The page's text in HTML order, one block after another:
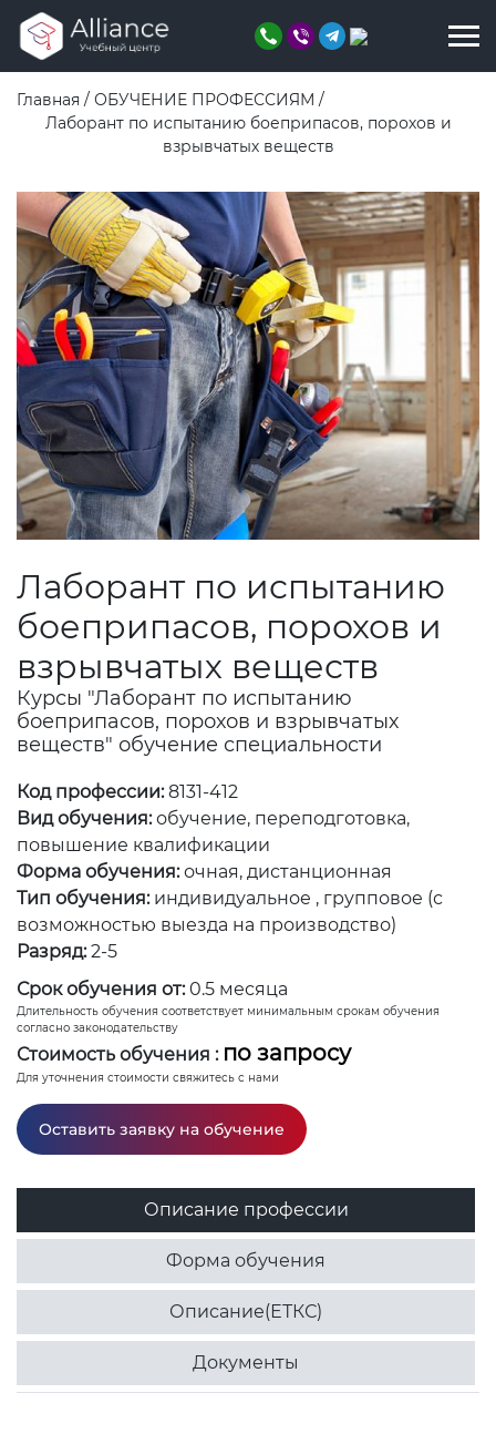
Главная / ОБУЧЕНИЕ ПРОФЕССИЯМ /
Лаборант по испытанию боеприпасов, порохов и
взрывчатых веществ
Лаборант по испытанию
боеприпасов, порохов и
взрывчатых веществ
Курсы "Лаборант по испытанию
боеприпасов, порохов и взрывчатых
веществ" обучение специальности
Код профессии:8131-412
Вид обучения: обучение, переподготовка,
повышение квалификации
Форма обучения: очная, дистанционная
Тип обучения: индивидуальное , групповое (с
возможностью выезда на производство)
Разряд: 2-5
Срок обучения от: 0.5 месяца
Длительность обучения соответствует минимальным срокам обучения
согласно законодательству
Стоимость обучения : по запросу
Для уточнения стоимости свяжитесь с нами
Оставить заявку на обучение
Описание профессии
Форма обучения
Описание(ЕТКС)
Документы